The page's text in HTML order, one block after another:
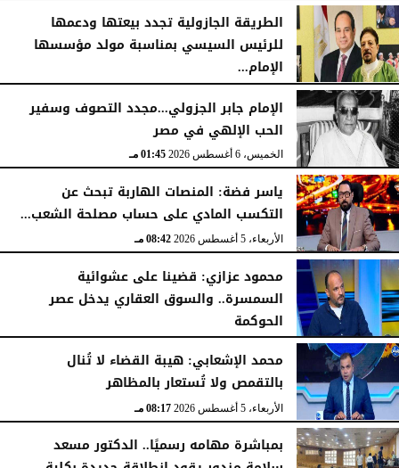
الخميس، 6 أغسطس 2026
الطريقة الجازولية تجدد بيعتها ودعمها
للرئيس السيسي بمناسبة مولد مؤسسها
الإمام...
الخميس، 6 أغسطس 2026
الإمام جابر الجزولي...مجدد التصوف وسفير
الحب الإلهي في مصر
الخميس، 6 أغسطس 2026 01:45 مـ
ياسر فضة: المنصات الهاربة تبحث عن
التكسب المادي على حساب مصلحة الشعب...
الأربعاء، 5 أغسطس 2026 08:42 مـ
محمود عزازي: قضينا على عشوائية
السمسرة.. والسوق العقاري يدخل عصر
الحوكمة
الأربعاء، 5 أغسطس 2026
محمد الإشعابي: هيبة القضاء لا تُنال
بالتقمص ولا تُستعار بالمظاهر
الأربعاء، 5 أغسطس 2026 08:17 مـ
بمباشرة مهامه رسميًا.. الدكتور مسعد